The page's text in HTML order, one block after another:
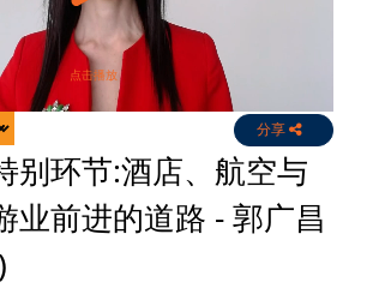
分享
别环节:酒店、航空与
业前进的道路 - 郭广昌